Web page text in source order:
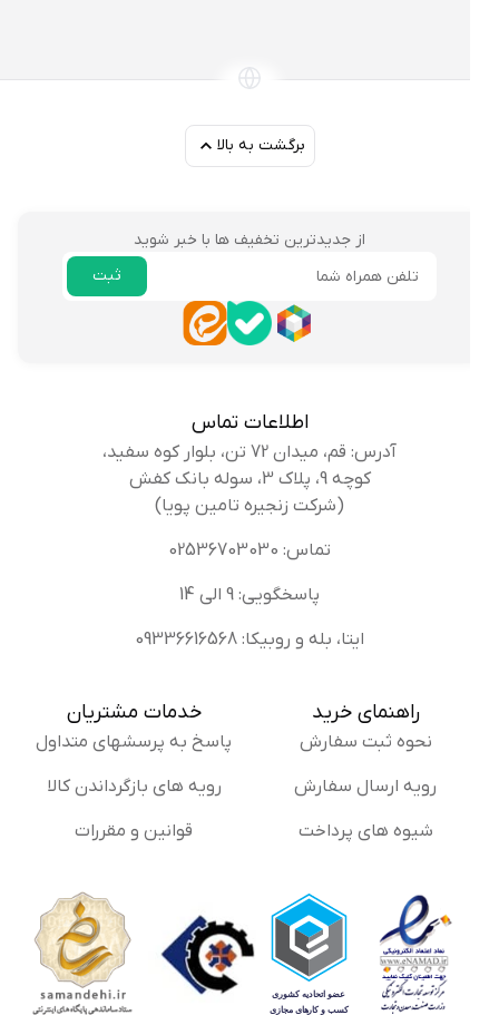
برگشت به بالا
از جدیدترین تخفیف ها با خبر شوید
اطلاعات تماس
آدرس: قم، میدان 72 تن، بلوار کوه سفید،
کوچه 9، پلاک 3، سوله بانک کفش
(شرکت زنجیره تامین پویا)
تماس: 02536703030
پاسخگویی: 9 الی 14
ایتا، بله و روبیکا: 09336616568
راهنمای خرید
نحوه ثبت سفارش
رویه ارسال سفارش
شیوه های پرداخت
خدمات مشتریان
پاسخ به پرسشهای متداول
رویه های بازگرداندن کالا
قوانین و مقررات